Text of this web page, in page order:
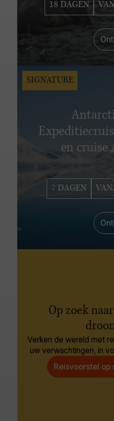
18 DAGEN
en cruise
7 DAGEN
SIGNATURE
Op zoek
Verken de wereld met
uw verwachtingen, in
Reisvoorstel